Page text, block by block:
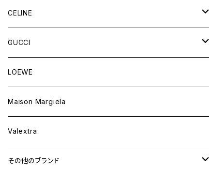
財布&小物
ウェア
バッグ
財布&小物
ウェア
CELINE
バッグ
財布&小物
ウェア
GUCCI
バッグ
財布&小物
ウェア
LOEWE
Maison Margiela
Valextra
その他のブランド